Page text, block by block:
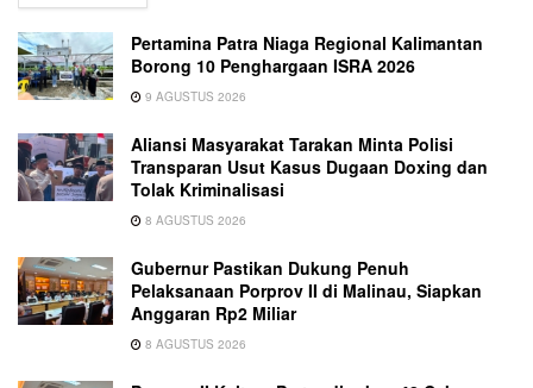
Pertamina Patra Niaga Regional Kalimantan
Borong 10 Penghargaan ISRA 2026
9 AGUSTUS 2026
Aliansi Masyarakat Tarakan Minta Polisi
Transparan Usut Kasus Dugaan Doxing dan
Tolak Kriminalisasi
8 AGUSTUS 2026
Gubernur Pastikan Dukung Penuh
Pelaksanaan Porprov II di Malinau, Siapkan
Anggaran Rp2 Miliar
8 AGUSTUS 2026